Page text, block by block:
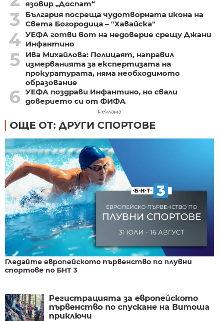
язовир „Доспат“
3
България посреща чудотворната икона на
Света Богородица – "Хавайска"
4 УЕФА готви вот на недоверие срещу Джани
Инфантино
5
Ива Михайлова: Полицаят, направил
измерванията за експертизата на
прокуратурата, няма необходимото
образование
6 УЕФА поздрави Инфантино, но свали
доверието си от ФИФА
Реклама
ОЩЕ ОТ: ДРУГИ СПОРТОВЕ
Гледайте европейското първенство по плувни
спортове по БНТ 3
Регистрацията за европейското
първенство по спускане на Витоша
приключи